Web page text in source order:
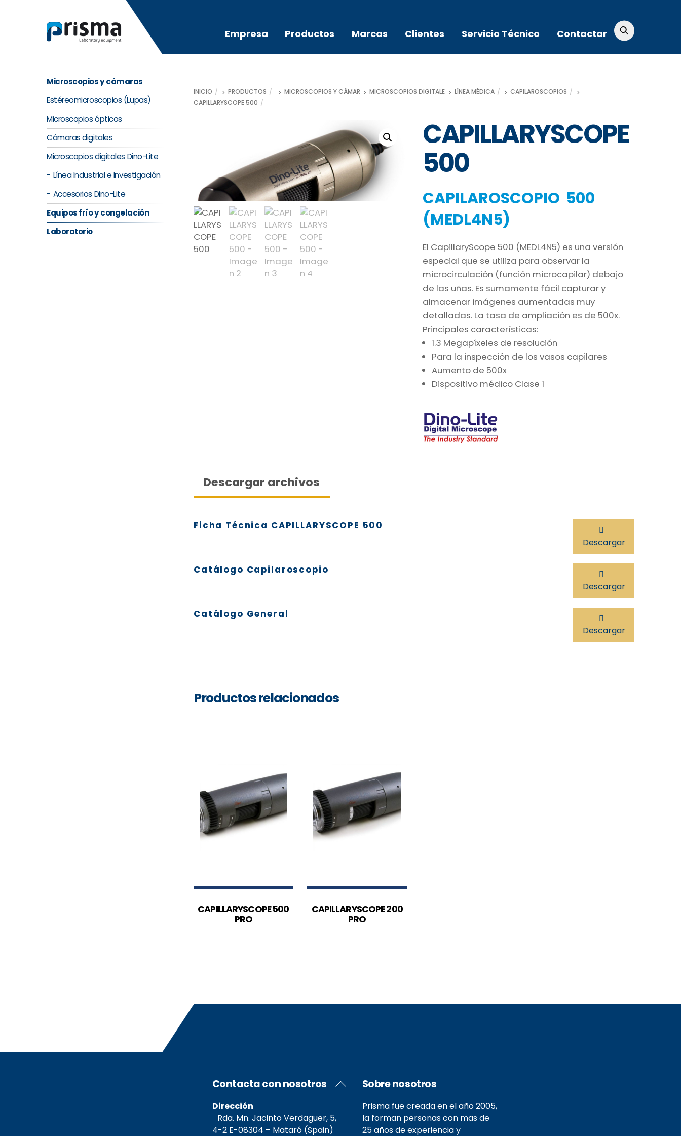
Empresa Productos Marcas Clientes Servicio Técnico Contactar
INICIO PRODUCTOS MICROSCOPIOS Y CÁMARAS MICROSCOPIOS DIGITALES DINO-LITE
LÍNEA MÉDICA
CAPILAROSCOPIOS
CAPILLARYSCOPE 500
CAPILLARYSCOPE
500
CAPILAROSCOPIO 500
(MEDL4N5)
El CapillaryScope 500 (MEDL4N5) es una versión
especial que se utiliza para observar la
microcirculación (función microcapilar) debajo
de las uñas. Es sumamente fácil capturar y
almacenar imágenes aumentadas muy
detalladas. La tasa de ampliación es de 500x.
Principales características:
1.3 Megapíxeles de resolución
Para la inspección de los vasos capilares
Aumento de 500x
Dispositivo médico Clase 1
Descargar archivos
Ficha Técnica CAPILLARYSCOPE 500
Descargar
Catálogo Capilaroscopio
Descargar
Catálogo General
Descargar
Productos relacionados
CAPILLARYSCOPE 500
PRO
CAPILLARYSCOPE 200
PRO
Microscopios y cámaras
Estéreomicroscopios (Lupas)
Microscopios ópticos
Cámaras digitales
Microscopios digitales Dino-Lite
Línea Industrial e Investigación
Accesorios Dino-Lite
Equipos frío y congelación
Laboratorio
Back
Contacta con nosotros
Dirección
Rda. Mn. Jacinto Verdaguer, 5,
4-2 E-08304 – Mataró (Spain)
Sobre nosotros
Prisma fue creada en el año 2005,
la forman personas con mas de
25 años de experiencia y